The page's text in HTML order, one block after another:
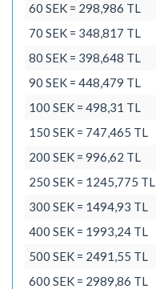
60 SEK = 298,986 TL
70 SEK = 348,817 TL
80 SEK = 398,648 TL
90 SEK = 448,479 TL
100 SEK = 498,31 TL
150 SEK = 747,465 TL
200 SEK = 996,62 TL
250 SEK = 1245,775 TL
300 SEK = 1494,93 TL
400 SEK = 1993,24 TL
500 SEK = 2491,55 TL
600 SEK = 2989,86 TL